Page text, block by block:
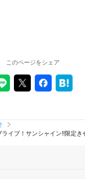
このページをシェア
イブ！サンシャイン!!限定き